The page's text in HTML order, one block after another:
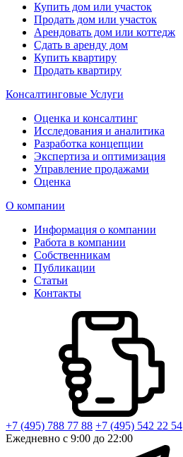
Купить дом или участок
Продать дом или участок
Арендовать дом или коттедж
Сдать в аренду дом
Купить квартиру
Продать квартиру
Консалтинговые Услуги
Оценка и консалтинг
Исследования и аналитика
Разработка концепции
Экспертиза и оптимизация
Управление продажами
Оценка
О компании
Информация о компании
Работа в компании
Собственникам
Публикации
Статьи
Контакты
+7 (495) 788 77 88 +7 (495) 542 22 54
Ежедневно с 9:00 до 22:00